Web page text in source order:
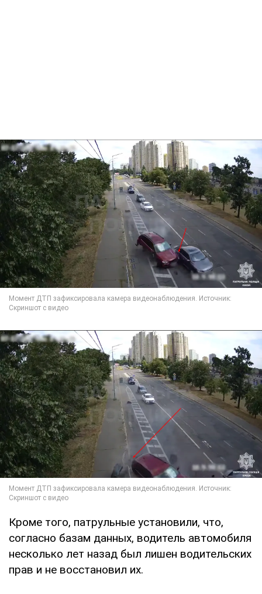
Кроме того, патрульные установили, что,
согласно базам данных, водитель автомобиля
несколько лет назад был лишен водительских
прав и не восстановил их.